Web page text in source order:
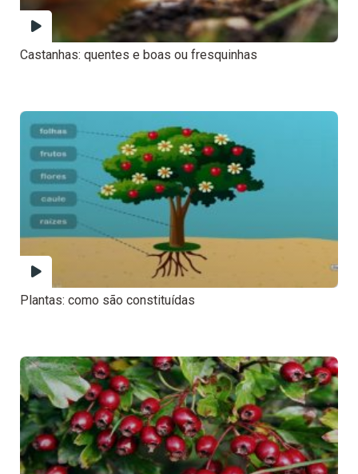
Castanhas: quentes e boas ou fresquinhas
Plantas: como são constituídas